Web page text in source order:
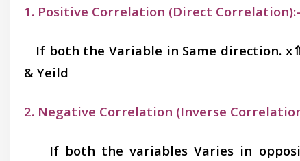
1. Positive Correlation (Direct Correlation):-
If both the Variable in Same direction.
& Yeild
2. Negative Correlation (Inverse
If both the variables Varies in